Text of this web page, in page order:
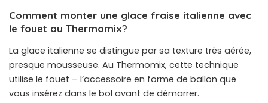
Comment monter une glace fraise italienne avec
le fouet au Thermomix?
La glace italienne se distingue par sa texture très aérée,
presque mousseuse. Au Thermomix, cette technique
utilise le fouet – l’accessoire en forme de ballon que
vous insérez dans le bol avant de démarrer.